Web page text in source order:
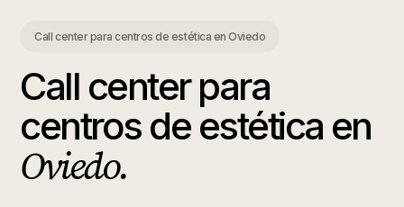
Call center para centros de estética enOviedo
Call center para
centros de estética en
Oviedo.